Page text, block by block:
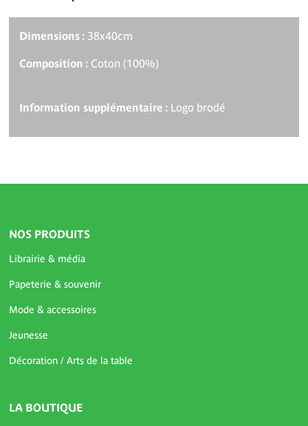
Dimensions : 38x40cm
Composition : Coton (100%)
Information supplémentaire : Logo brodé
NOS PRODUITS
Librairie & média
Papeterie & souvenir
Mode & accessoires
Jeunesse
Décoration / Arts de la table
LA BOUTIQUE